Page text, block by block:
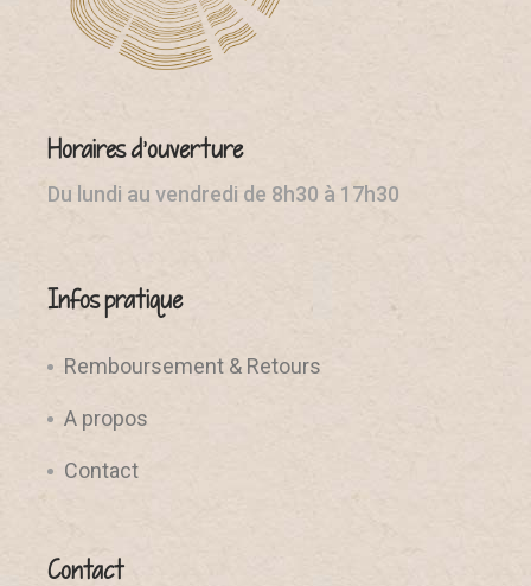
Horaires d’ouverture
Du lundi au vendredi de 8h30 à 17h30
Infos pratique
Remboursement & Retours
A propos
Contact
Contact